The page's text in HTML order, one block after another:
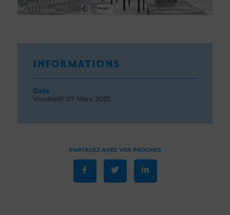
INFORMATIONS
Date
Vendredi 07 Mars 2025